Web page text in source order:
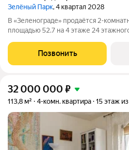
Зелёный Парк, 4 квартал 2028
В «Зеленограде» продаётся 2-
площадью 52.7 на 4 этаже 24
минут пешком до МЦД-3
автомобиле до
Позвонить
32 000 000 ₽
113,8 м² 4-комн. квартира 15 этаж из